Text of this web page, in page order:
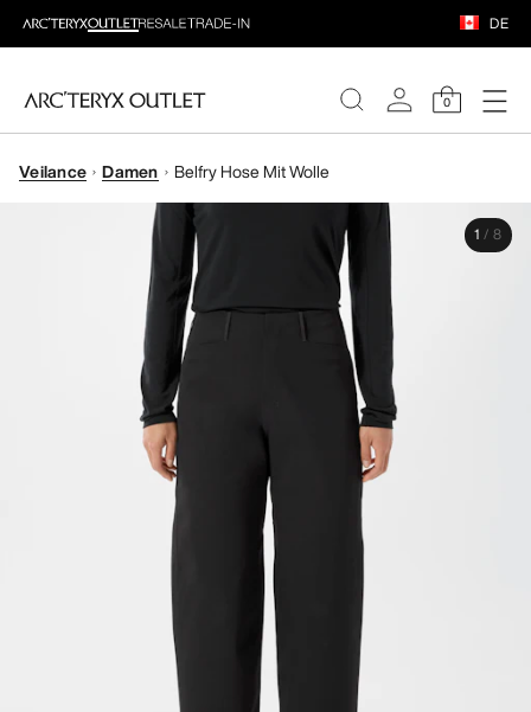
DE
0
DAMEN
Veilance Damen Belfry Hose Mit Wolle
1 / 8